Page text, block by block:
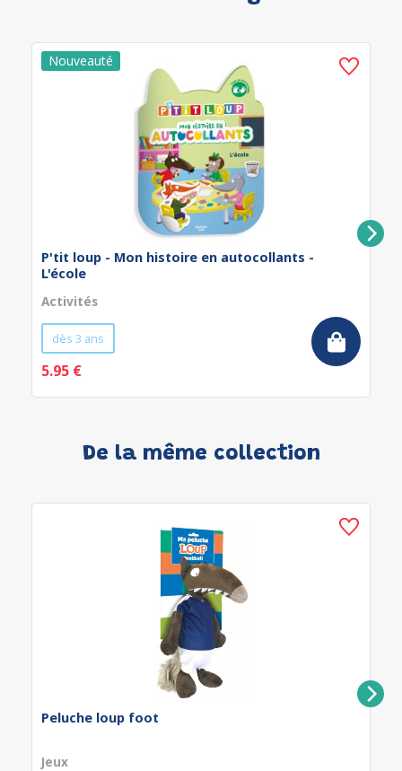
P'tit loup - Mon histoire en autocollants -
L'école
Activités
dès 3 ans
5.95 €
De la même collection
Peluche loup foot
Jeux